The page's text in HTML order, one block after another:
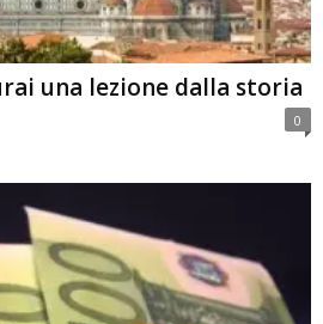
una lezione dalla storia
0